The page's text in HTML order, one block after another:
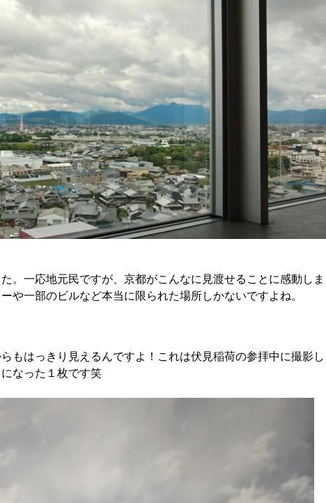
。一応地元民ですが、京都がこんなに見渡せることに感動しま
や一部のビルなど本当に限られた場所しかないですよね。
もはっきり見えるんですよ！これは伏見稲荷の参拝中に撮影し
なった１枚です笑